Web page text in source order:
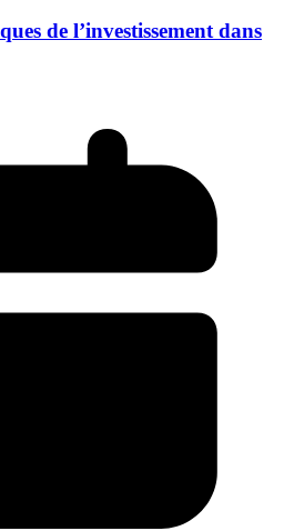
de l’investissement dans